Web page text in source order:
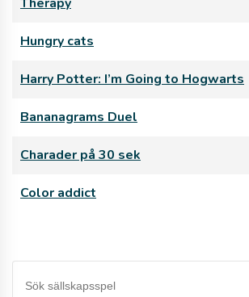
Hungry cats
Harry Potter: I’m Going to Hogwarts
Bananagrams Duel
Charader på 30 sek
Color addict